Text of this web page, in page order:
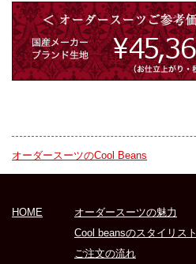
オーダースーツのCool Beans
HOME
オーダースーツの魅力
Cool beansのスタイリスト
ご注文の流れ